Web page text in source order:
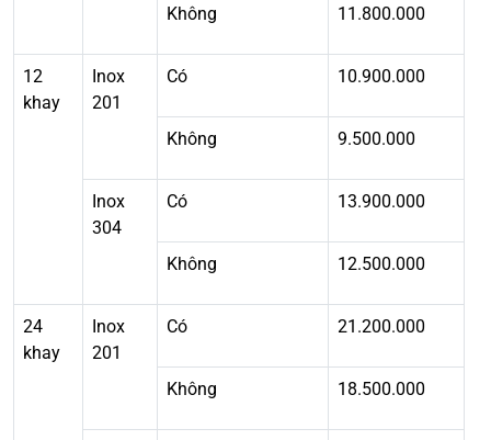
Không 11.800.000
12
khay
Inox
201
Có 10.900.000
Không 9.500.000
Inox
304
Có 13.900.000
Không 12.500.000
24
khay
Inox
201
Có 21.200.000
Không 18.500.000